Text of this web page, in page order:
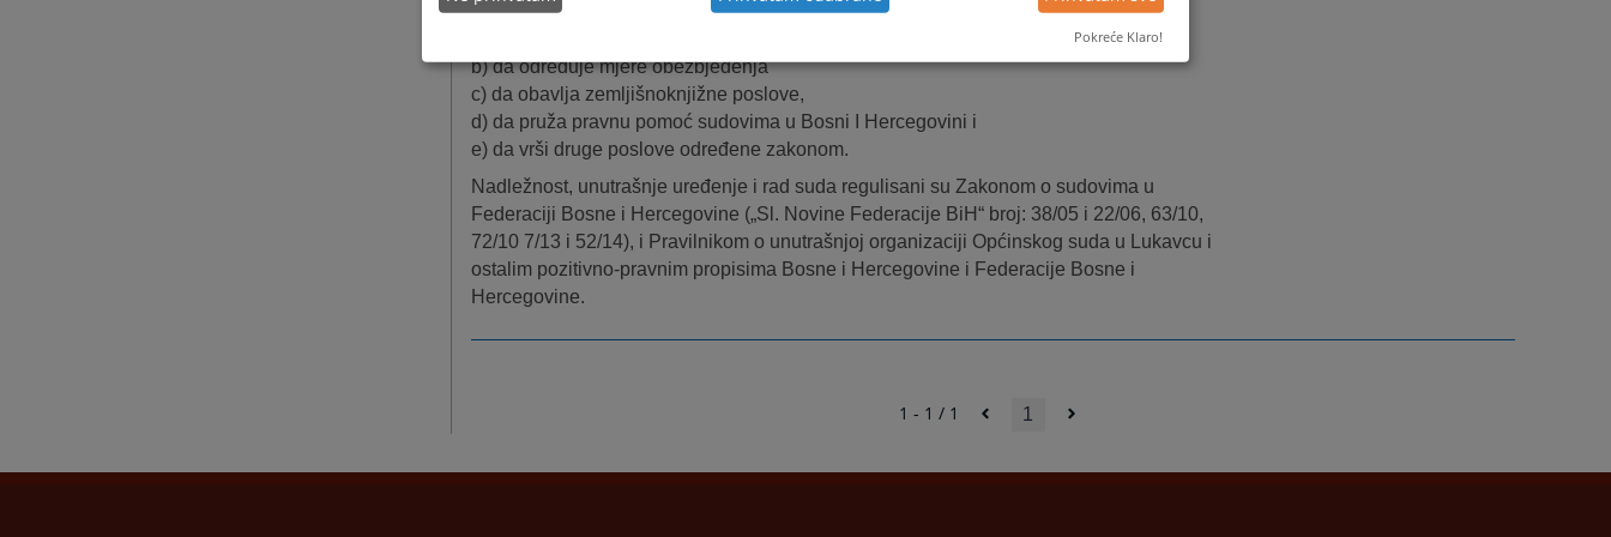
4. U drugim predmetima
b) da određuje mjere obezbjeđenja
c) da obavlja zemljišnoknjižne poslove,
d) da pruža pravnu pomoć sudovima u Bosni I Hercegovini i
e) da vrši druge poslove određene zakonom.
Nadležnost, unutrašnje uređenje i rad suda regulisani su Zakonom o sudovima u
Federaciji Bosne i Hercegovine („Sl. Novine Federacije BiH“ broj: 38/05 i 22/06, 63/10,
72/10 7/13 i 52/14), i Pravilnikom o unutrašnjoj organizaciji Općinskog suda u Lukavcu i
ostalim pozitivno-pravnim propisima Bosne i Hercegovine i Federacije Bosne i
Hercegovine.
1 - 1 / 1 1
Pokreće Klaro!